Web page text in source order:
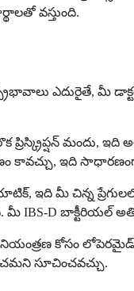
వస్తుంది.
ఎదురైతే, మీ
ప్రిస్క్రిప్షన్ మందు,
కావచ్చు, ఇది
మీ చిన్న
IBS-D బాక్టీరియల్
నియంత్రణ కోసం
సూచించవచ్చు.